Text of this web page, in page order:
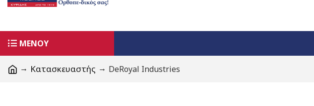
ΜΕΝΟΥ
Κατασκευαστής DeRoyal Industries